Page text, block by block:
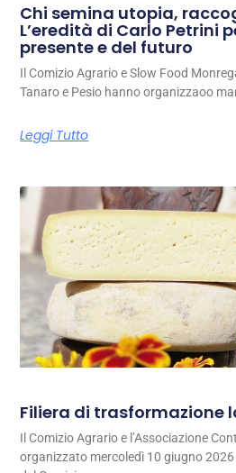
Chi semina utopia,
L’eredità di Carlo Petrini
presente e del futuro
Il Comizio Agrario e Slow Food
Tanaro e Pesio hanno organizzaoo
Leggi Tutto
Filiera di
Il Comizio Agrario e l’Associazione
organizzato mercoledì 10 giugno 2026